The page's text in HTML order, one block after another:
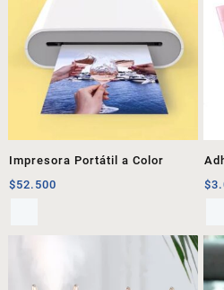
Impresora Portátil a Color
$52.500
$